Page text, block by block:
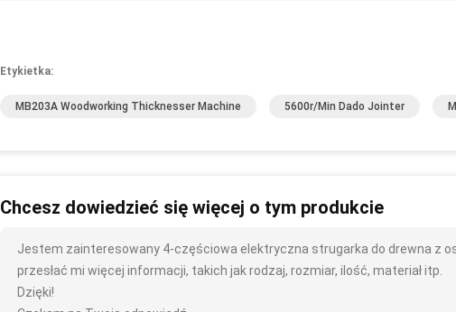
Etykietka:
MB203A Woodworking Thicknesser Machine 5600r/min Dado Jointer
Chcesz dowiedzieć się więcej o tym produkcie
Jestem zainteresowany 4-częściowa elektryczna strugarka do drewna z
przesłać mi więcej informacji, takich jak rodzaj, rozmiar, ilość, materiał itp.
Dzięki!